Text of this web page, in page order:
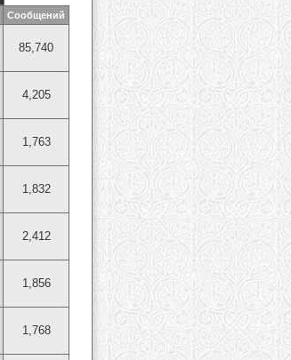
Сообщений
85,740
4,205
1,763
1,832
2,412
1,856
1,768